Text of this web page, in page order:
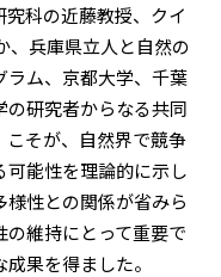
科の近藤教授、クイ
、兵庫県立人と自然の
ラム、京都大学、千葉
研究者からなる共同
そが、自然界で競争
能性を理論的に示し
性との関係が省みら
維持にとって重要で
果を得ました。